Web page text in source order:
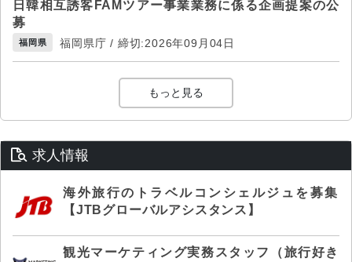
日韓相互誘客FAMツアー事業業務に係る企画提案の公
募
福岡県 福岡県庁 / 締切:2026年09月04日
もっと見る
求人情報
海外旅行のトラベルコンシェルジュを募集
【JTBグローバルアシスタンス】
観光マーケティング実務スタッフ（旅行好き